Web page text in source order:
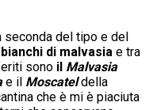
seconda del tipo e del
di malvasia e tra
sono il Malvasia
e il Moscateldella
che è mi è piaciuta